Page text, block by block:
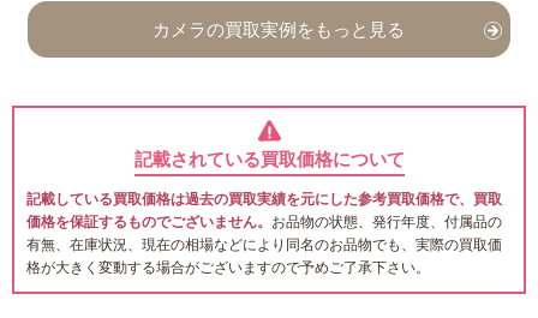
カメラの買取実例をもっと見る
記載されている買取価格について
記載している買取価格は過去の買取実績を元にした参考買取価格で、買取
価格を保証するものでございません。 お品物の状態、発行年度、付属品の
有無、在庫状況、現在の相場などにより同名のお品物でも、実際の買取価
格が大きく変動する場合がございますので予めご了承下さい。